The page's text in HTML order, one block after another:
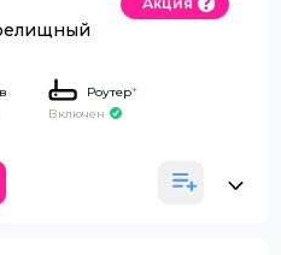
Роутер*
Включен